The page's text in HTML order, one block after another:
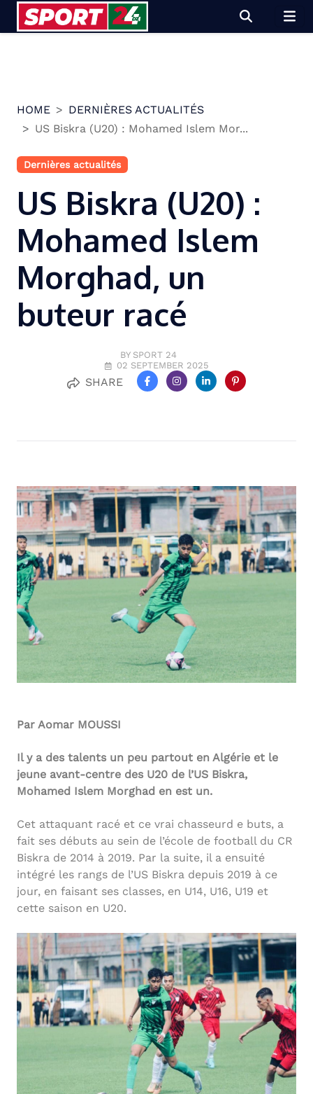
HOME
DERNIÈRES ACTUALITÉS
US Biskra (U20) : Mohamed Islem Mor...
Dernières actualités
US Biskra (U20) :
Mohamed Islem
Morghad, un
buteur racé
BY SPORT 24
02 SEPTEMBER 2025
SHARE
Par Aomar MOUSSI
Il y a des talents un peu partout en Algérie et le
jeune avant-centre des U20 de l’US Biskra,
Mohamed Islem Morghad en est un.
Cet attaquant racé et ce vrai chasseurd e buts, a
fait ses débuts au sein de l’école de football du CR
Biskra de 2014 à 2019. Par la suite, il a ensuité
intégré les rangs de l’US Biskra depuis 2019 à ce
jour, en faisant ses classes, en U14, U16, U19 et
cette saison en U20.